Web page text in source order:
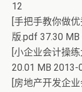
12
[手把手教你做
版.pdf 37.30
[小企业会计操
20.01 MB 2013-
[房地产开发企